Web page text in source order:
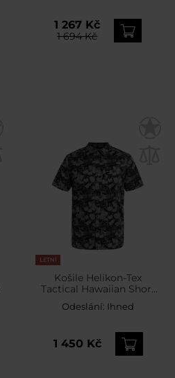
1 267 Kč
1 694 Kč
LETNÍ
Košile Helikon-Tex
Tactical Hawaiian Short
Sleeve - Dark Ops
Odeslání: Ihned
1 450 Kč